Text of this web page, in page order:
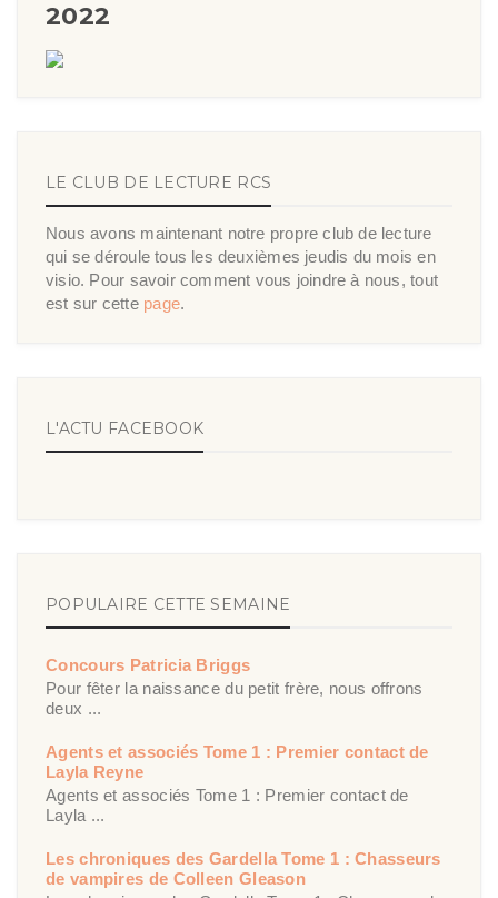
2022
LE CLUB DE LECTURE RCS
Nous avons maintenant notre propre club de lecture
qui se déroule tous les deuxièmes jeudis du mois en
visio. Pour savoir comment vous joindre à nous, tout
est sur cette page.
L'ACTU FACEBOOK
POPULAIRE CETTE SEMAINE
Concours Patricia Briggs
Pour fêter la naissance du petit frère, nous offrons
deux ...
Agents et associés Tome 1 : Premier contact de
Layla Reyne
Agents et associés Tome 1 : Premier contact de
Layla ...
Les chroniques des Gardella Tome 1 : Chasseurs
de vampires de Colleen Gleason